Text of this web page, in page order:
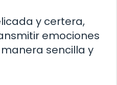
y certera,
emociones
sencilla y